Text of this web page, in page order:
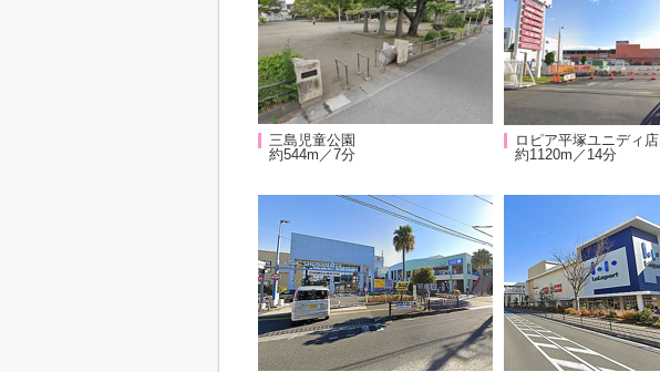
三島児童公園
約544m／7分
ロピア平塚ユニディ店
約1120m／14分